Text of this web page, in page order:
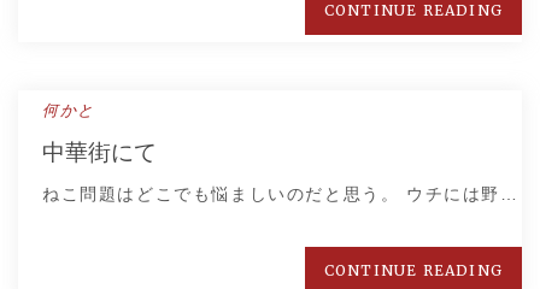
CONTINUE READING
何かと
中華街にて
ねこ問題はどこでも悩ましいのだと思う。 ウチには野…
CONTINUE READING